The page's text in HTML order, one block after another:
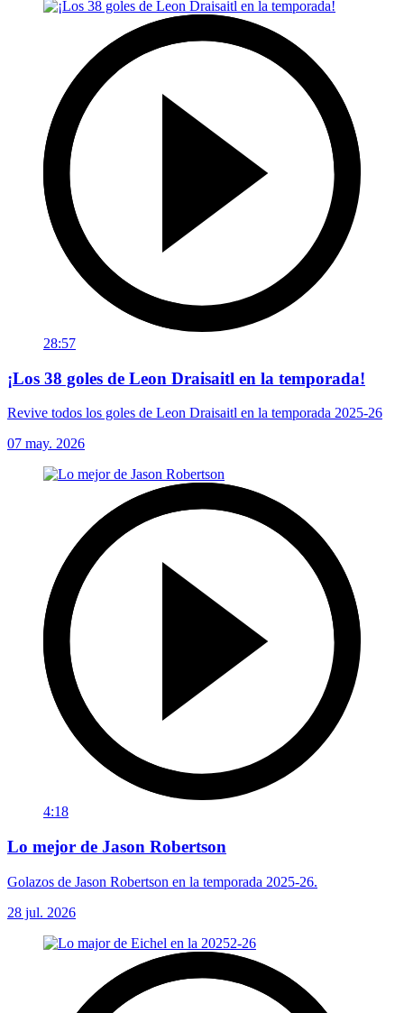
28:57
¡Los 38 goles de Leon Draisaitl en la temporada!
Revive todos los goles de Leon Draisaitl en la temporada 2025-26
07 may. 2026
4:18
Lo mejor de Jason Robertson
Golazos de Jason Robertson en la temporada 2025-26.
28 jul. 2026